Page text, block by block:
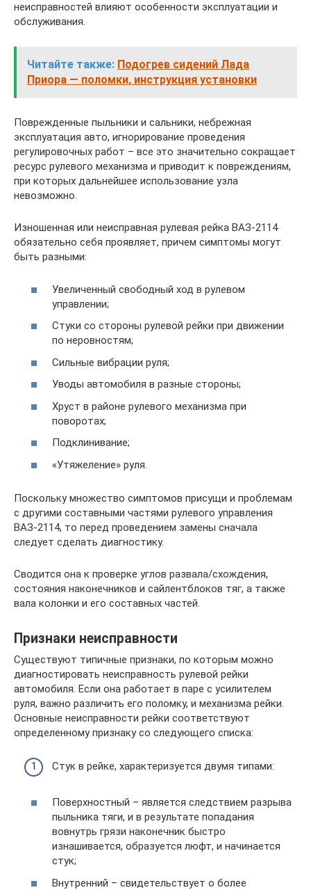
неисправностей влияют особенности эксплуатации и
обслуживания.
Читайте также: Подогрев сидений Лада
Приора — поломки, инструкция установки
Поврежденные пыльники и сальники, небрежная
эксплуатация авто, игнорирование проведения
регулировочных работ – все это значительно сокращает
ресурс рулевого механизма и приводит к повреждениям,
при которых дальнейшее использование узла
невозможно.
Изношенная или неисправная рулевая рейка ВАЗ-2114
обязательно себя проявляет, причем симптомы могут
быть разными:
Увеличенный свободный ход в рулевом
управлении;
Стуки со стороны рулевой рейки при движении
по неровностям;
Сильные вибрации руля;
Уводы автомобиля в разные стороны;
Хруст в районе рулевого механизма при
поворотах;
Подклинивание;
«Утяжеление» руля.
Поскольку множество симптомов присущи и проблемам
с другими составными частями рулевого управления
ВАЗ-2114, то перед проведением замены сначала
следует сделать диагностику.
Сводится она к проверке углов развала/схождения,
состояния наконечников и сайлентблоков тяг, а также
вала колонки и его составных частей.
Признаки неисправности
Существуют типичные признаки, по которым можно
диагностировать неисправность рулевой рейки
автомобиля. Если она работает в паре с усилителем
руля, важно различить его поломку, и механизма рейки.
Основные неисправности рейки соответствуют
определенному признаку со следующего списка:
Стук в рейке, характеризуется двумя типами:
Поверхностный – является следствием разрыва
пыльника тяги, и в результате попадания
вовнутрь грязи наконечник быстро
изнашивается, образуется люфт, и начинается
стук;
Внутренний – свидетельствует о более